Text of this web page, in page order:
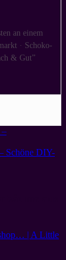
an einem
· Schoko-
& Gut”
–
Schöne DIY-
| A Little